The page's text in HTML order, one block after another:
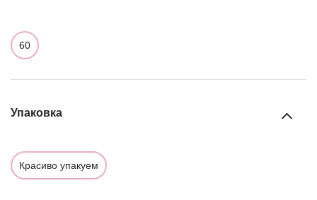
60
Упаковка
Красиво упакуем